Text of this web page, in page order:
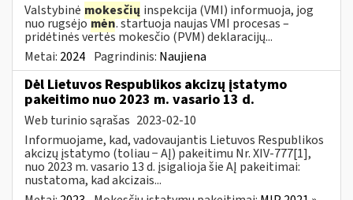
Valstybinė mokesčių inspekcija (VMI) informuoja, jog
nuo rugsėjomėn. startuoja naujas VMI procesas –
pridėtinės vertės mokesčio (PVM) deklaracijų...
Metai: 2024 Pagrindinis: Naujiena
Dėl Lietuvos Respublikos akcizų įstatymo
pakeitimo nuo 2023 m. vasario 13 d.
Web turinio sąrašas 2023-02-10
Informuojame, kad, vadovaujantis Lietuvos Respublikos
akcizų įstatymo (toliau − AĮ) pakeitimu Nr. XIV-777[1],
nuo 2023 m. vasario 13 d. įsigalioja šie AĮ pakeitimai:
nustatoma, kad akcizais...